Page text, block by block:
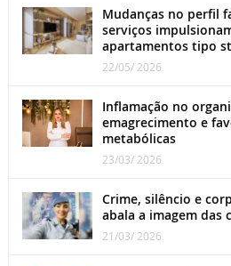
Mudanças no perfil
serviços
apartamentos tipo
22/05/ 2026
Inflamação no
emagrecimento e
metabólicas
23/03/ 2026
Crime, silêncio e
abala a imagem das
21/03/ 2026